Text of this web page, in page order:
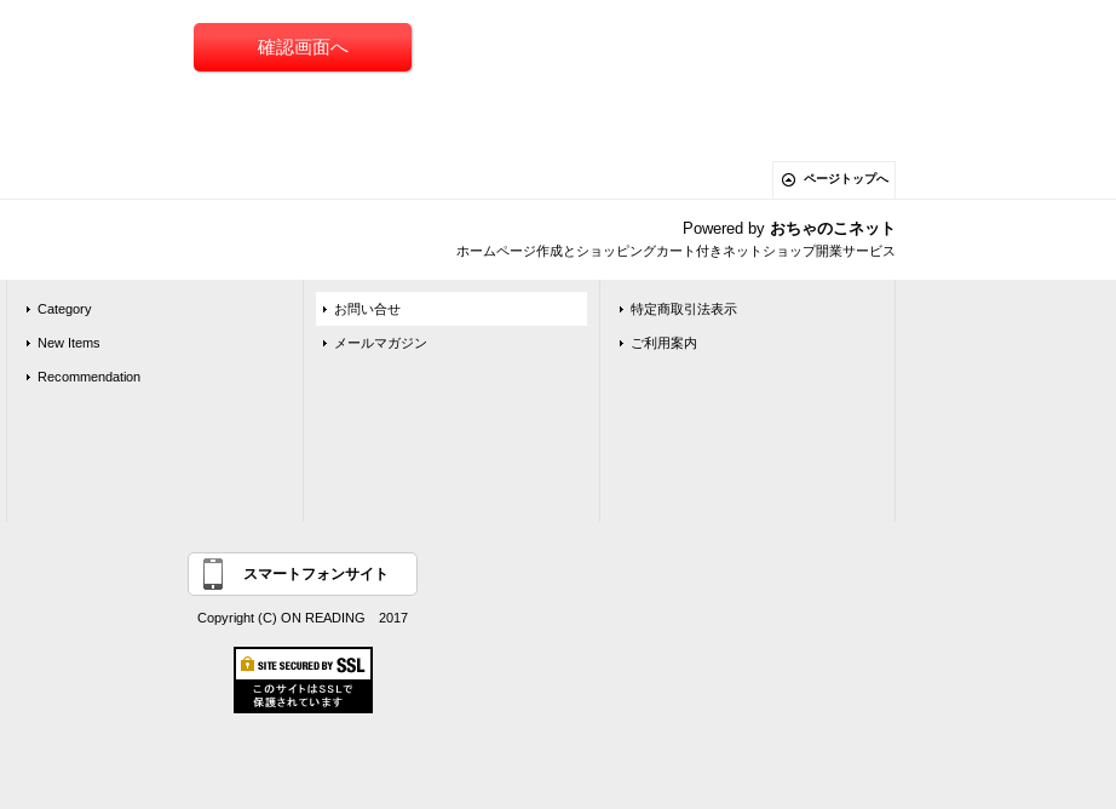
ページトップへ
Powered by おちゃのこネット
ホームページ作成とショッピングカート付きネットショップ開業サービス
Category
New Items
Recommendation
お問い合せ
メールマガジン
特定商取引法表示
ご利用案内
スマートフォンサイト
Copyright (C) ON READING 2017